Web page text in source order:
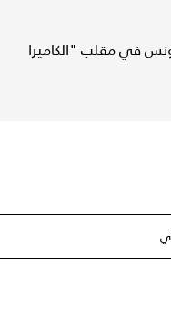
في مقلب "الكاميرا